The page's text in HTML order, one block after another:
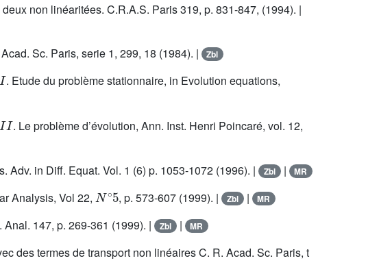
non linéaritées. C.R.A.S. Paris 319, p. 831-847, (1994). |
Sc. Paris, serie 1, 299, 18 (1984). | Zbl
. Etude du problème stationnaire, in Evolution equations,
. Le problème d’évolution, Ann. Inst. Henri Poincaré, vol. 12,
in Diff. Equat. Vol. 1 (6) p. 1053-1072 (1996). | Zbl | MR
Analysis, Vol 22, , p. 573-607 (1999). | Zbl | MR
147, p. 269-361 (1999). | Zbl | MR
des termes de transport non linéaires C. R. Acad. Sc. Paris, t